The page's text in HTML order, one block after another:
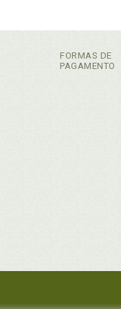
FORMAS DE
PAGAMENTO